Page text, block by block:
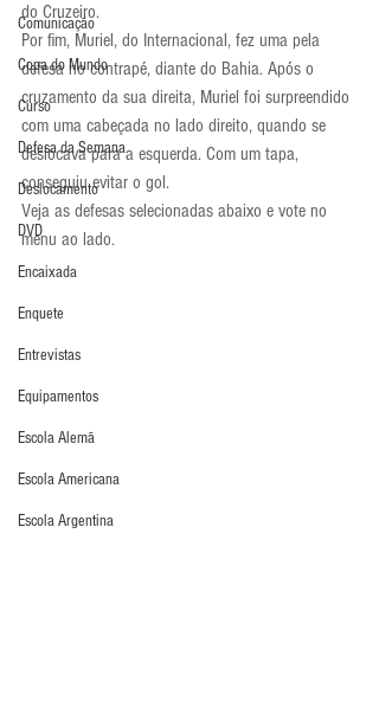
Comunicação
Copa do Mundo
Curso
Defesa da Semana
Deslocamento
DVD
Encaixada
Enquete
Entrevistas
Equipamentos
Escola Alemã
Escola Americana
Escola Argentina
do Cruzeiro.
Por fim, Muriel, do Internacional, fez uma pela
defesa no contrapé, diante do Bahia. Após o
cruzamento da sua direita, Muriel foi surpreendido
com uma cabeçada no lado direito, quando se
deslocava para a esquerda. Com um tapa,
conseguiu evitar o gol.
Veja as defesas selecionadas abaixo e vote no
menu ao lado.